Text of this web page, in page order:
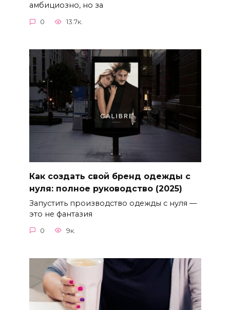
амбициозно, но за
0 13.7к.
Как создать свой бренд одежды с
нуля: полное руководство (2025)
Запустить производство одежды с нуля —
это не фантазия
0 9к.